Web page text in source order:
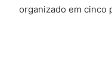
organizado em cinco